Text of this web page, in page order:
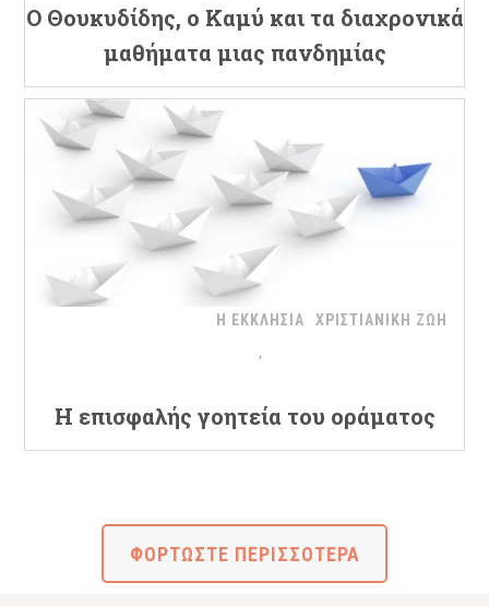
Ο Θουκυδίδης, ο Καμύ και τα διαχρονικά
μαθήματα μιας πανδημίας
Η ΕΚΚΛΗΣΙΑ ΧΡΙΣΤΙΑΝΙΚΗ ΖΩΗ
Η επισφαλής γοητεία του οράματος
ΦΟΡΤΩΣΤΕ ΠΕΡΙΣΣΟΤΕΡΑ